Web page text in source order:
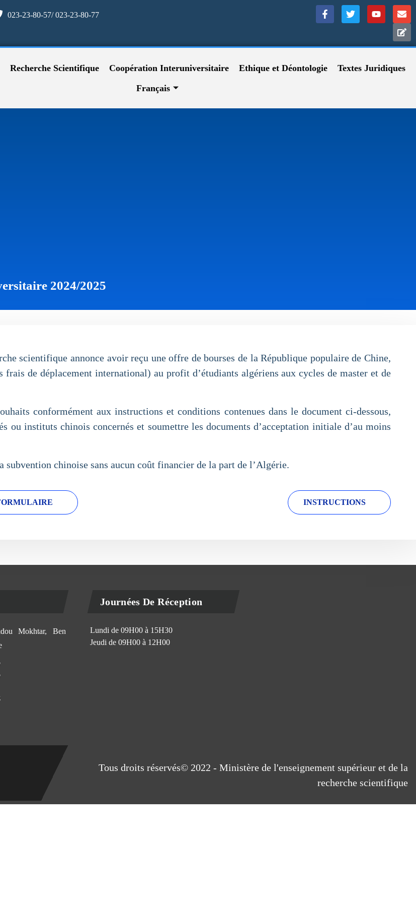
023-23-80-57/ 023-23-80-77
Recherche Scientifique Coopération Interuniversitaire Ethique et Déontologie
Textes Juridiques
Français
2024/2025
scientifique annonce avoir reçu une offre de bourses de la République populaire de Chine,
de déplacement international) au profit d’étudiants algériens aux cycles de master et de
conformément aux instructions et conditions contenues dans le document ci-dessous,
ou instituts chinois concernés et soumettre les documents d’acceptation initiale d’au moins
subvention chinoise sans aucun coût financier de la part de l’Algérie.
INSTRUCTIONS
Mokhtar, Ben
Journées De Réception
Lundi de 09H00 à 15H30
Jeudi de 09H00 à 12H00
Tous droits réservés© 2022 - Ministère de l'enseignement supérieur et de la
recherche scientifique